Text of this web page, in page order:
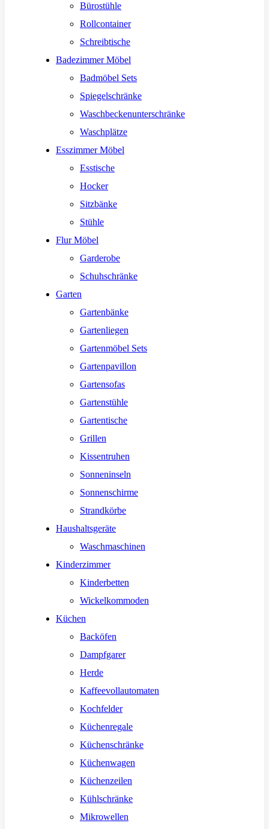
Bürostühle
Rollcontainer
Schreibtische
Badezimmer Möbel
Badmöbel Sets
Spiegelschränke
Waschbeckenunterschränke
Waschplätze
Esszimmer Möbel
Esstische
Hocker
Sitzbänke
Stühle
Flur Möbel
Garderobe
Schuhschränke
Garten
Gartenbänke
Gartenliegen
Gartenmöbel Sets
Gartenpavillon
Gartensofas
Gartenstühle
Gartentische
Grillen
Kissentruhen
Sonneninseln
Sonnenschirme
Strandkörbe
Haushaltsgeräte
Waschmaschinen
Kinderzimmer
Kinderbetten
Wickelkommoden
Küchen
Backöfen
Dampfgarer
Herde
Kaffeevollautomaten
Kochfelder
Küchenregale
Küchenschränke
Küchenwagen
Küchenzeilen
Kühlschränke
Mikrowellen